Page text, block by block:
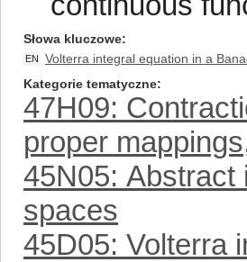
Słowa kluczowe
EN Volterra integral equation in a
Kategorie tematyczne
47H09:
proper
45N05: Abstract
spaces
45D05: Volterra